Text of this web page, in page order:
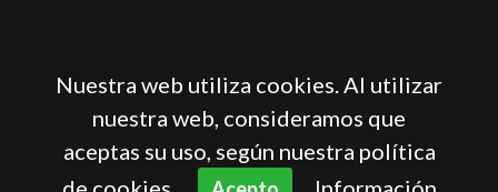
Cámara Oficial de Comercio, Industria, Servicios y
Navegación de Mallorca
Nuestra web utiliza cookies. Al utilizar
nuestra web, consideramos que
aceptas su uso, según nuestra política